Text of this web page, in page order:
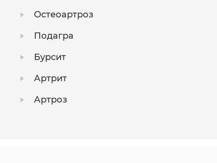
Остеоартроз
Подагра
Бурсит
Артрит
Артроз